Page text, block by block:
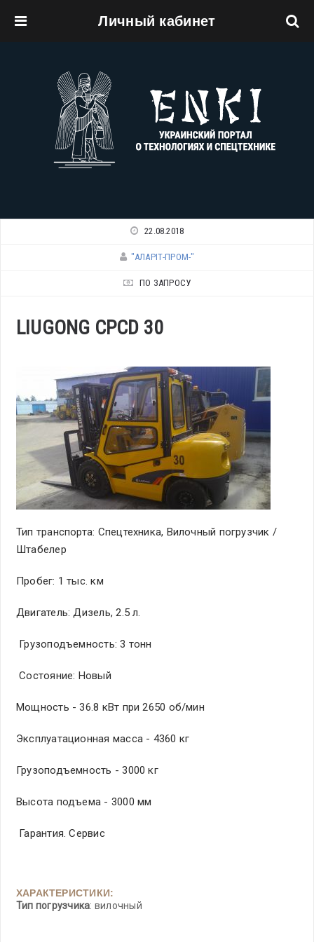
Личный кабинет
22.08.2018
"АЛАРІТ-ПРОМ-"
ПО ЗАПРОСУ
LIUGONG CPCD 30
Тип транспорта: Спецтехника, Вилочный погрузчик /
Штабелер
Пробег: 1 тыс. км
Двигатель: Дизель, 2.5 л.
Грузоподъемность: 3 тонн
Состояние: Новый
Мощность - 36.8 кВт при 2650 об/мин
Эксплуатационная масса - 4360 кг
Грузоподъемность - 3000 кг
Высота подъема - 3000 мм
Гарантия. Сервис
ХАРАКТЕРИСТИКИ:
Тип погрузчика: вилочный